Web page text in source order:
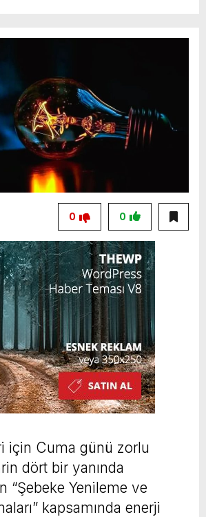
0
0
için Cuma günü zorlu
dört bir yanında
“Şebeke Yenileme ve
kapsamında enerji